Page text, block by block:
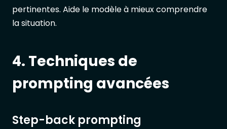
pertinentes. Aide le modèle à mieux comprendre
la situation.
4. Techniques de
prompting avancées
Step-back prompting